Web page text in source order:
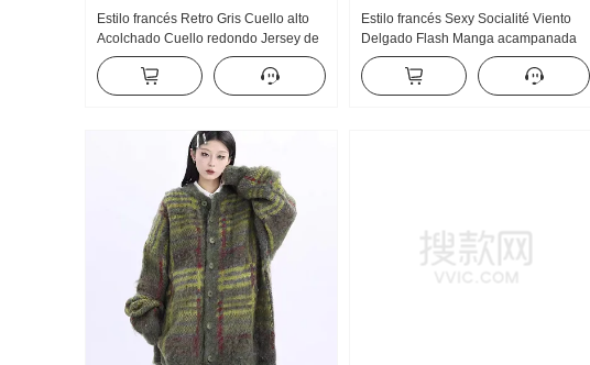
Estilo francés Retro Gris Cuello alto
Acolchado Cuello redondo Jersey de
mujer Otoño e invierno Para uso
exterior Holgado HOLGAZÁN Viento
Suéter de punto Top
Estilo francés Sexy Socialité Viento
Delgado Flash Manga acampanada
Vestido Flores Diseño Sentido Talle
alto Adelgazante Vestido de gala Cola
de pez Falda larga